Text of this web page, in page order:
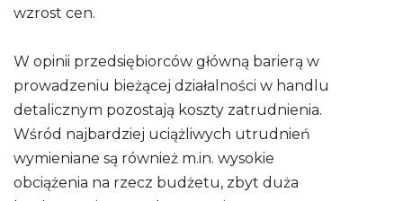
wzrost cen.
W opinii przedsiębiorców główną barierą w
prowadzeniu bieżącej działalności w handlu
detalicznym pozostają koszty zatrudnienia.
Wśród najbardziej uciążliwych utrudnień
wymieniane są również m.in. wysokie
obciążenia na rzecz budżetu, zbyt duża